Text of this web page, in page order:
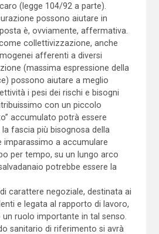
(legge 104/92 a parte).
possono aiutare in
è, ovviamente, affermativa.
collettivizzazione, anche
afferenti a diversi
(massima espressione della
possono aiutare a meglio
i pesi dei rischi e bisogni
con un piccolo
accumulato potrà essere
fascia più bisognosa della
imparassimo a accumulare
per tempo, su un lungo arco
potrebbe essere la
carattere negoziale, destinata ai
e legata al rapporto di lavoro,
ruolo importante in tal senso.
sanitario di riferimento si avrà